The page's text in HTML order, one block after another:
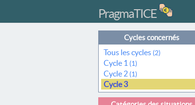
PragmaTICE
Cycles concernés
Tous les cycles (2)
Cycle 1 (1)
Cycle 2 (1)
Cycle 3